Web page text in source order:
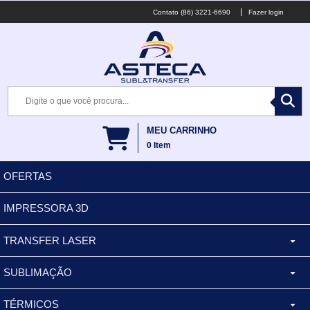
(86) 3221-6690 Fazer login
MEU CARRINHO
0 Item
OFERTAS
IMPRESSORA 3D
TRANSFER LASER
CANECA ALUMINIO
BALDES
SUBLIMAÇÃO
XÍCARA
TÉRMICOS